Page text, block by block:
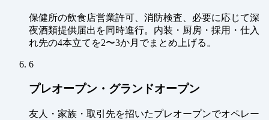
保健所の飲食店営業許可、消防検査、必要に応じて深
夜酒類提供届出を同時進行。内装・厨房・採用・仕入
れ先の4本立てを2〜3か月でまとめ上げる。
6
プレオープン・グランドオープン
友人・家族・取引先を招いたプレオープンでオペレー